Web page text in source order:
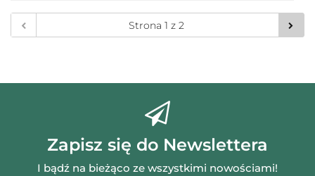
Zapisz się do Newslettera
I bądź na bieżąco ze wszystkimi nowościami!